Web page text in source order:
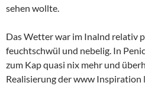
sehen wollte.
Das Wetter war im Inalnd relativ
feuchtschwül und nebelig. In
zum Kap quasi nix mehr und
Realisierung der www Inspiration